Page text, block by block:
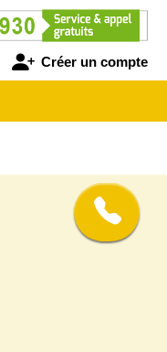
Créer un compte